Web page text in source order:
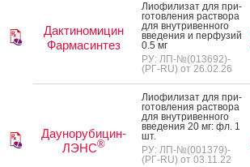
Дактиномицин
Фармасинтез
Ли­офи­лизат для при­
готов­ле­ния рас­тво­ра
для внут­ри­вен­но­го
вве­дения и пер­фу­зий
0.5 мг
РУ: ЛП-№(013692)-
(РГ-RU) от 26.02.26
Даунорубицин-
ЛЭНС®
Ли­офи­лизат для при­
готов­ле­ния рас­тво­ра
для внут­ри­вен­но­го
вве­дения 20 мг: фл. 1
шт.
РУ: ЛП-№(001379)-
(РГ-RU) от 03.11.22